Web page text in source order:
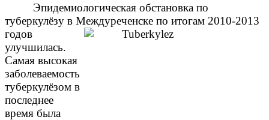
Эпидемиологическая обстановка по
туберкулёзу в Междуреченске по итогам 2010-2013
годов
улучшилась.
Самая высокая
заболеваемость
туберкулёзом в
последнее
время была